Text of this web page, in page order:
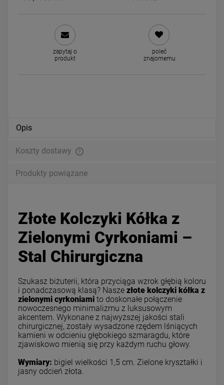
DO KOSZYKA DO KOSZYKA
zapytaj o
produkt
poleć
znajomemu
Opis
Koszty dostawy
Produkty powiązane
Złote Kolczyki Kółka z
Zielonymi Cyrkoniami –
Stal Chirurgiczna
Szukasz biżuterii, która przyciąga wzrok głębią koloru
i ponadczasową klasą? Nasze złote kolczyki kółka z
zielonymi cyrkoniami to doskonałe połączenie
nowoczesnego minimalizmu z luksusowym
akcentem. Wykonane z najwyższej jakości stali
chirurgicznej, zostały wysadzone rzędem lśniących
kamieni w odcieniu głębokiego szmaragdu, które
zjawiskowo mienią się przy każdym ruchu głowy.
Wymiary: bigiel wielkości 1,5 cm. Zielone kryształki i
jasny odcień złota.